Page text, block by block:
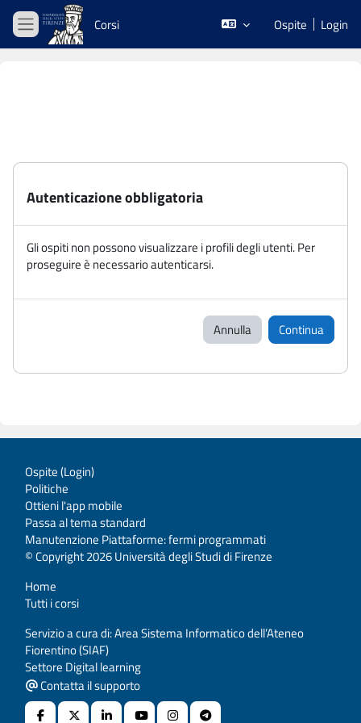
Vai al contenuto principale
Pannello laterale
Corsi Ospite Login
Autenticazione obbligatoria
Gli ospiti non possono visualizzare i profili degli utenti. Per
proseguire è necessario autenticarsi.
Annulla Continua
Ospite (Login)
Politiche
Ottieni l'app mobile
Passa al tema standard
Manutenzione Piattaforme: fermi programmati
© Copyright 2026 Università degli Studi di Firenze
Home
Tutti i corsi
Servizio a cura di: Area Sistema Informatico dell’Ateneo
Fiorentino (SIAF)
Settore Digital learning
Contatta il supporto